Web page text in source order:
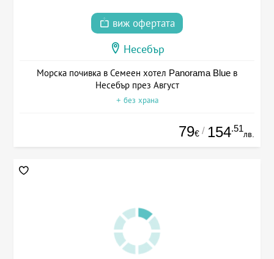
виж офертата
Несебър
Морска почивка в Семеен хотел Panorama Blue в
Несебър през Август
+ без храна
79€ / 154.51
лв.